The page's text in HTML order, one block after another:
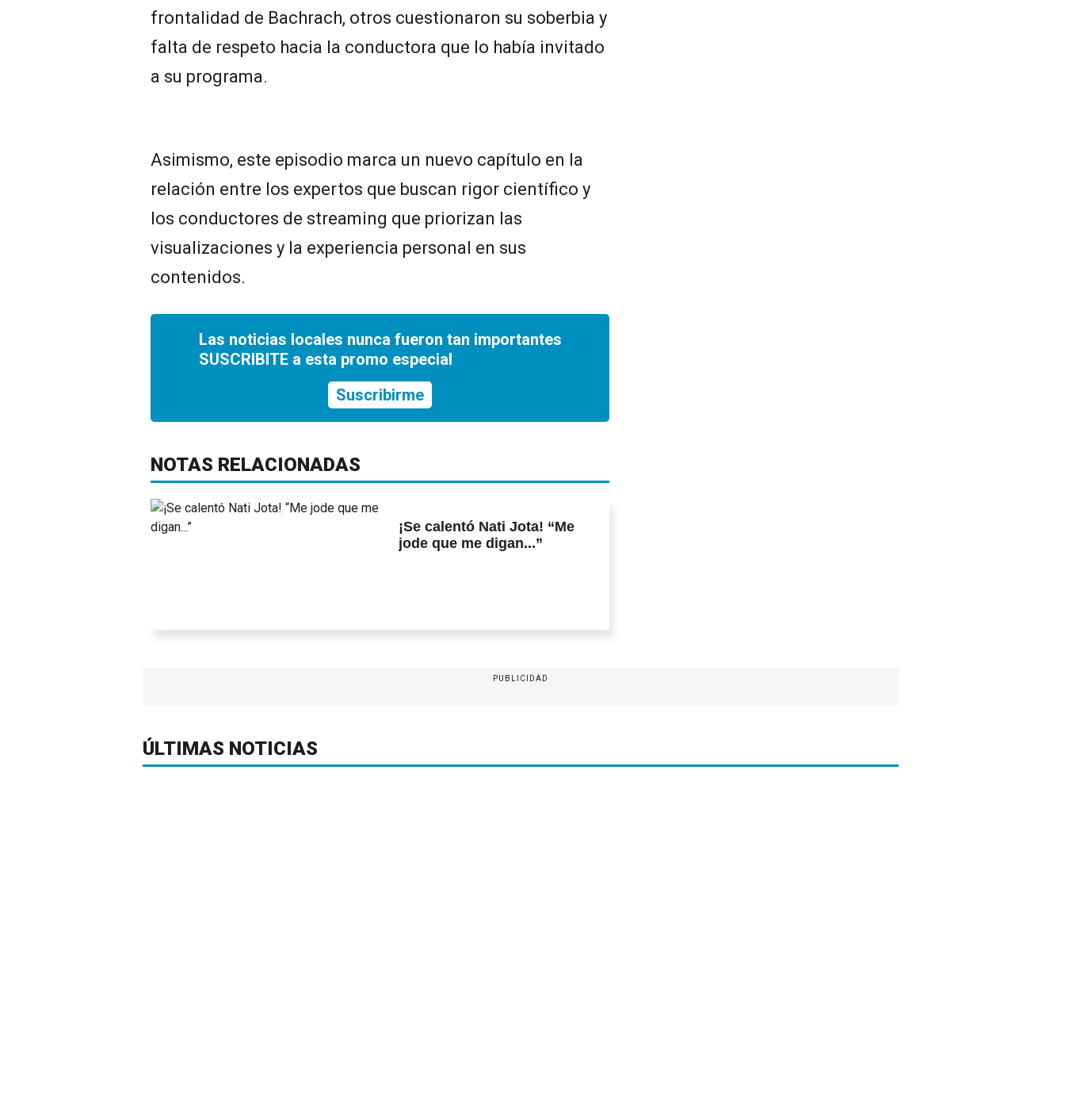
frontalidad de Bachrach, otros cuestionaron su soberbia y
falta de respeto hacia la conductora que lo había invitado
a su programa.
Asimismo, este episodio marca un nuevo capítulo en la
relación entre los expertos que buscan rigor científico y
los conductores de streaming que priorizan las
visualizaciones y la experiencia personal en sus
contenidos.
Las noticias locales nunca fueron tan importantes
SUSCRIBITE a esta promo especial
Suscribirme
NOTAS RELACIONADAS
¡Se calentó Nati Jota! “Me
jode que me digan...”
PUBLICIDAD
ÚLTIMAS NOTICIAS